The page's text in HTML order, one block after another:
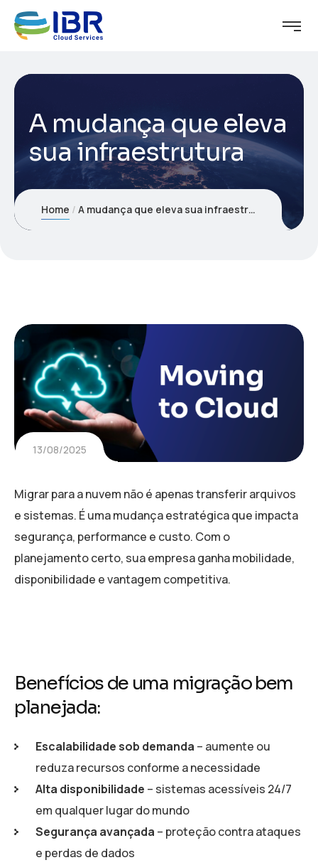
A mudança que eleva
sua infraestrutura
Home A mudança que eleva sua infraestrutura
13/08/2025
Migrar para a nuvem não é apenas transferir arquivos
e sistemas. É uma mudança estratégica que impacta
segurança, performance e custo. Com o
planejamento certo, sua empresa ganha mobilidade,
disponibilidade e vantagem competitiva.
Benefícios de uma migração bem
planejada:
Escalabilidade sob demanda – aumente ou
reduza recursos conforme a necessidade
Alta disponibilidade – sistemas acessíveis 24/7
em qualquer lugar do mundo
Segurança avançada – proteção contra ataques
e perdas de dados